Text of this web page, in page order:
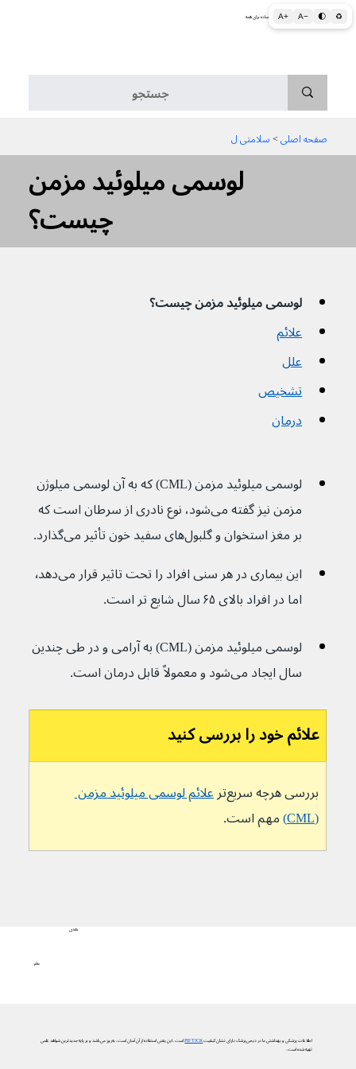
A+ A− 🌓 ♻ اطلاعات پزشکی و بهداشتی به زبان ساده برای همه
صفحه اصلی > سلامتی ل
لوسمی میلوئید مزمن
چیست؟
لوسمی میلوئید مزمن چیست؟
علائم
علل
تشخیص
درمان
لوسمی میلوئید مزمن (CML) که به آن لوسمی میلوژن
مزمن نیز گفته می‌شود، نوع نادری از سرطان است که
بر مغز استخوان و گلبول‌های سفید خون تأثیر می‌گذارد.
اما در افراد بالای ۶۵ سال شایع تر است.
لوسمی میلوئید مزمن (CML) به آرامی و در طی چندین
سال ایجاد می‌شود و معمولاً قابل درمان است.
علائم خود را بررسی کنید
بررسی هرچه سریع‌تر علائم لوسمی میلوئید مزمن
(CML)
مهم است.
علائم
بعدی
اطلاعات پزشکی و بهداشتی ما در دیجی‌پزشک دارای نشان کیفیتPIF TICKاست. این یعنی استفاده از آن آسان است، به‌روز می‌باشد و بر پایه جدیدترین شواهد علمی
تهیه شده است.